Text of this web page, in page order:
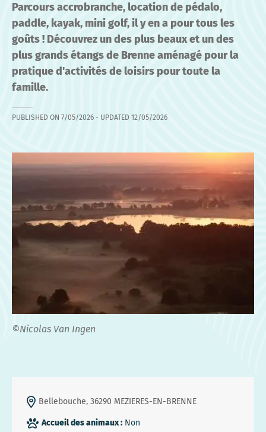
Parcours accrobranche, location de pédalo,
paddle, kayak, mini golf, il y en a pour tous les
goûts ! Découvrez un des plus beaux et un des
plus grands étangs de Brenne aménagé pour la
pratique d'activités de loisirs pour toute la
famille.
PUBLISHED ON 7/05/2026 - UPDATED 12/05/2026
©Nicolas Van Ingen
Bellebouche, 36290 MEZIERES-EN-BRENNE
Accueil des animaux : Non